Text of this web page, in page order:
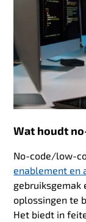
Wat houdt
No-code/low-
enablement en
gebruiksgemak
oplossingen te
Het biedt in